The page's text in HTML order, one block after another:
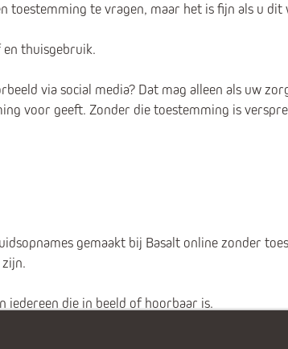
toestemming te vragen, maar het is fijn als u dit
en thuisgebruik.
via social media? Dat mag alleen als uw
voor geeft. Zonder die toestemming is
gemaakt bij Basalt online zonder
iedereen die in beeld of hoorbaar is.